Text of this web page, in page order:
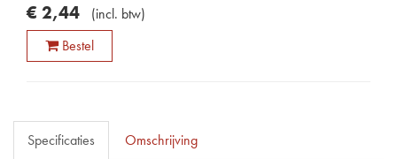
€ 2,44 (incl. btw)
Bestel
Specificaties Omschrijving